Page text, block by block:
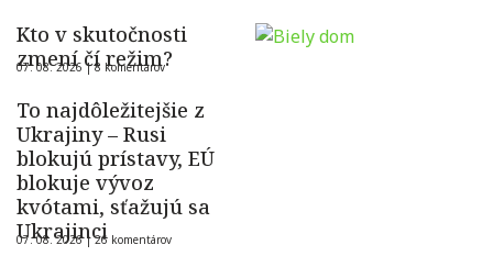
Kto v skutočnosti
zmení čí režim?
07. 08. 2026 |8 komentárov
To najdôležitejšie z
Ukrajiny – Rusi
blokujú prístavy, EÚ
blokuje vývoz
kvótami, sťažujú sa
Ukrajinci
07. 08. 2026 |26 komentárov